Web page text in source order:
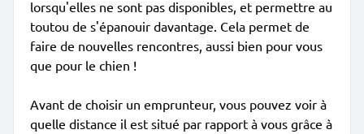
lorsqu'elles ne sont pas disponibles, et permettre au
toutou de s'épanouir davantage. Cela permet de
faire de nouvelles rencontres, aussi bien pour vous
que pour le chien !
Avant de choisir un emprunteur, vous pouvez voir à
quelle distance il est situé par rapport à vous grâce à